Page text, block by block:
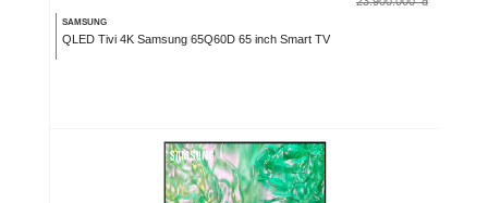
SAMSUNG
QLED Tivi 4K Samsung 65Q60D 65 inch Smart TV